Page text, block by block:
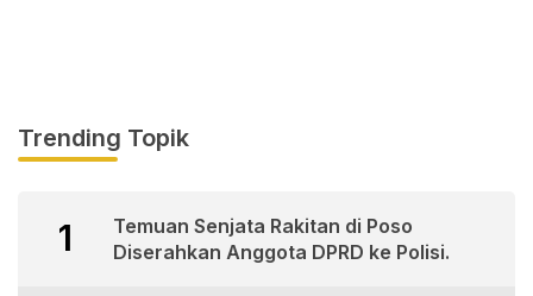
Trending Topik
1
Temuan Senjata Rakitan di Poso
Diserahkan Anggota DPRD ke Polisi.